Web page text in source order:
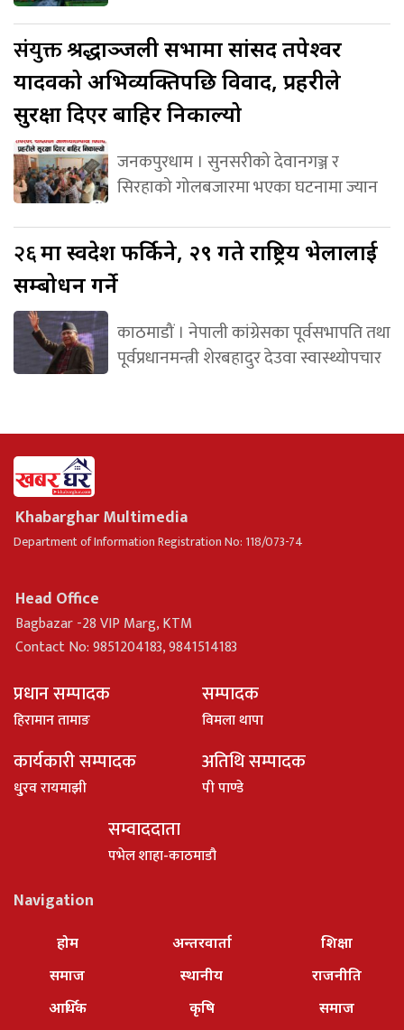
संयुक्तश्रद्धाञ्जली सभामा सांसद तपेश्वर
यादवको अभिव्यक्तिपछि विवाद, प्रहरीले
सुरक्षा दिएर बाहिर निकाल्यो
जनकपुरधाम । सुनसरीको देवानगञ्ज र
सिरहाको गोलबजारमा भएका घटनामा ज्यान
२६मा स्वदेश फर्किने, २९ गते राष्ट्रिय भेलालाई
सम्बोधन गर्ने
काठमाडौं । नेपाली कांग्रेसका पूर्वसभापति तथा
पूर्वप्रधानमन्त्री शेरबहादुर देउवा स्वास्थ्योपचार
Khabarghar Multimedia
Department of Information Registration No: 118/073-74
Head Office
Bagbazar -28 VIP Marg, KTM
Contact No: 9851204183, 9841514183
प्रधान सम्पादक
हिरामान तामाङ
सम्पादक
विमला थापा
कार्यकारी सम्पादक
धु्रव रायमाझी
अतिथि सम्पादक
पी पाण्डे
सम्वाददाता
पभेल शाहा-काठमाडौ
Navigation
होम
समाज
आर्थिक
अन्तरवार्ता
स्थानीय
कृषि
शिक्षा
राजनीति
समाज